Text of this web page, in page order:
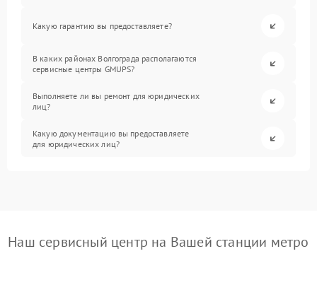
Какую гарантию вы предоставляете?
В каких районах Волгограда располагаются
сервисные центры GMUPS?
Выполняете ли вы ремонт для юридических
лиц?
Какую документацию вы предоставляете
для юридических лиц?
Наш сервисный центр на Вашей станции метро